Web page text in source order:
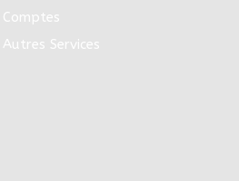
Comptes
Autres Services